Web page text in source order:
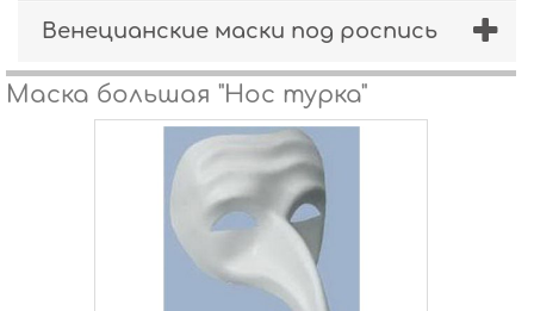
Венецианские маски под роспись
Маска большая "Нос турка"